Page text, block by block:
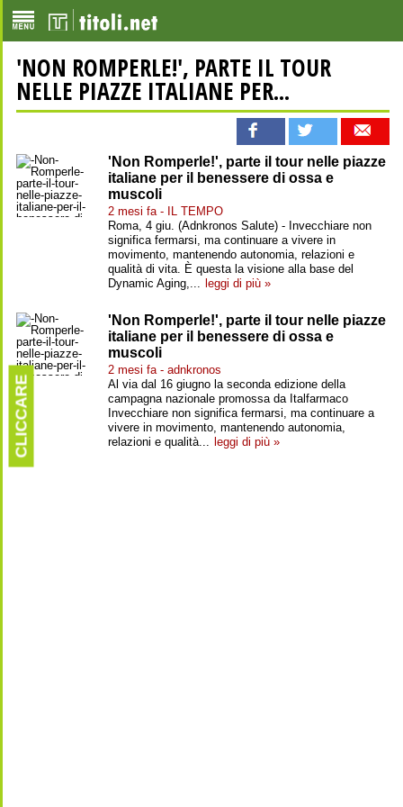
'NON ROMPERLE!', PARTE IL TOUR
NELLE PIAZZE ITALIANE PER...
'Non Romperle!', parte il tour nelle piazze
italiane per il benessere di ossa e
muscoli
2 mesi fa - IL TEMPO
Roma, 4 giu. (Adnkronos Salute) - Invecchiare non
significa fermarsi, ma continuare a vivere in
movimento, mantenendo autonomia, relazioni e
qualità di vita. È questa la visione alla base del
Dynamic Aging,... leggi di più »
'Non Romperle!', parte il tour nelle piazze
italiane per il benessere di ossa e
muscoli
2 mesi fa - adnkronos
Al via dal 16 giugno la seconda edizione della
campagna nazionale promossa da Italfarmaco
Invecchiare non significa fermarsi, ma continuare a
vivere in movimento, mantenendo autonomia,
relazioni e qualità... leggi di più »
CLICCARE